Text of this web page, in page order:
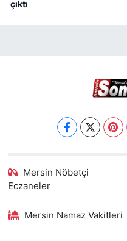
çıktı
Mersin Nöbetçi
Eczaneler
Mersin Namaz Vakitleri